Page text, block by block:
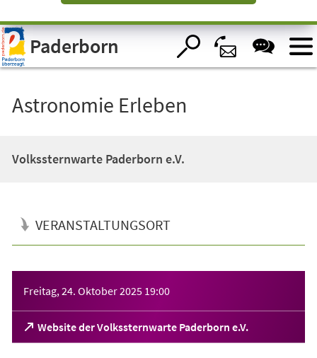
Visuelle
Assistenzsoftware
öffnen.Paderborn
Astronomie Erleben
Volkssternwarte Paderborn e.V.
VERANSTALTUNGSORT
Freitag, 24. Oktober 2025 19:00
Website der Volkssternwarte Paderborn e.V.
(Öffnet
in